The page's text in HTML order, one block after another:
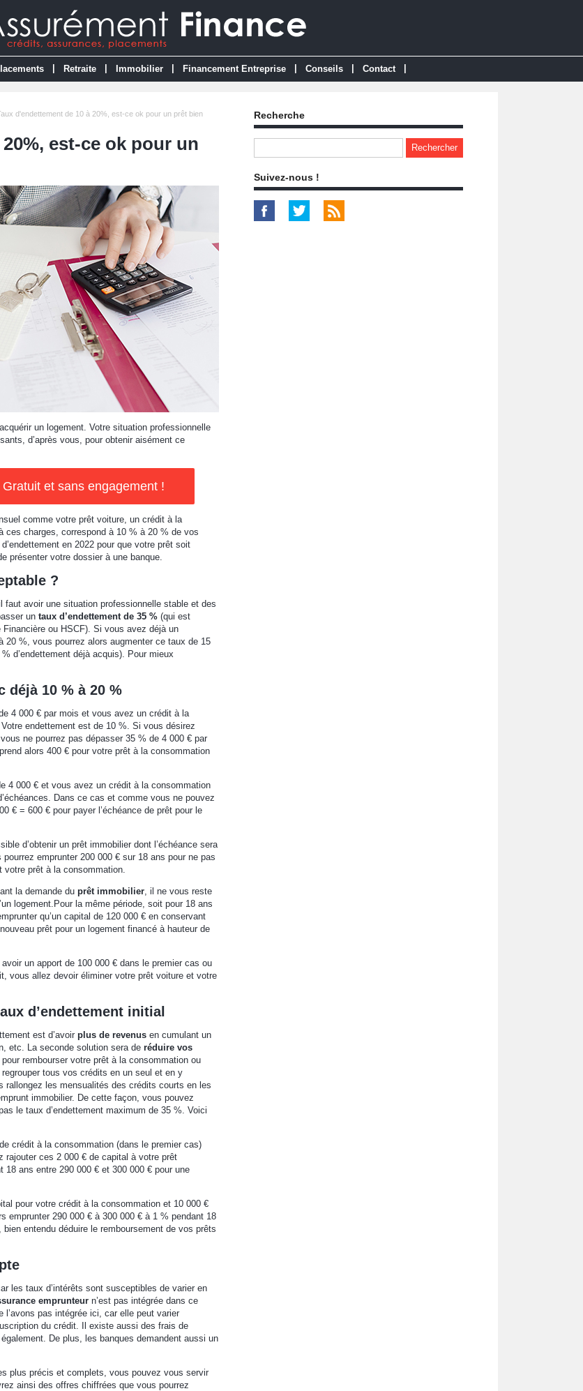
Retraite Immobilier Financement Entreprise Conseils Contact
d'endettement de 10 à 20%, est-ce ok pour un prêt bien
est-ce ok pour un
un logement. Votre situation professionnelle
d’après vous, pour obtenir aisément ce
et sans engagement !
comme votre prêt voiture, un crédit à la
ces charges, correspond à 10 % à 20 % de vos
en 2022 pour que votre prêt soit
présenter votre dossier à une banque.
?
faut avoir une situation professionnelle stable et des
un taux d’endettement de 35 % (qui est
ou HSCF). Si vous avez déjà un
20 %, vous pourrez alors augmenter ce taux de 15
d’endettement déjà acquis). Pour mieux
déjà 10 % à 20 %
4 000 € par mois et vous avez un crédit à la
endettement est de 10 %. Si vous désirez
ne pourrez pas dépasser 35 % de 4 000 € par
alors 400 € pour votre prêt à la consommation
4 000 € et vous avez un crédit à la consommation
Dans ce cas et comme vous ne pouvez
€ = 600 € pour payer l’échéance de prêt pour le
d’obtenir un prêt immobilier dont l’échéance sera
emprunter 200 000 € sur 18 ans pour ne pas
votre prêt à la consommation.
la demande du prêt immobilier, il ne vous reste
logement.Pour la même période, soit pour 18 ans
qu’un capital de 120 000 € en conservant
prêt pour un logement financé à hauteur de
un apport de 100 000 € dans le premier cas ou
vous allez devoir éliminer votre prêt voiture et votre
d’endettement initial
est d’avoir plus de revenus en cumulant un
etc. La seconde solution sera de réduire vos
rembourser votre prêt à la consommation ou
tous vos crédits en un seul et en y
rallongez les mensualités des crédits courts en les
immobilier. De cette façon, vous pouvez
le taux d’endettement maximum de 35 %. Voici
crédit à la consommation (dans le premier cas)
rajouter ces 2 000 € de capital à votre prêt
18 ans entre 290 000 € et 300 000 € pour une
pour votre crédit à la consommation et 10 000 €
emprunter 290 000 € à 300 000 € à 1 % pendant 18
entendu déduire le remboursement de vos prêts
les taux d’intérêts sont susceptibles de varier en
emprunteur n’est pas intégrée dans ce
pas intégrée ici, car elle peut varier
du crédit. Il existe aussi des frais de
De plus, les banques demandent aussi un
plus précis et complets, vous pouvez vous servir
ainsi des offres chiffrées que vous pourrez
Recherche
Suivez-nous !